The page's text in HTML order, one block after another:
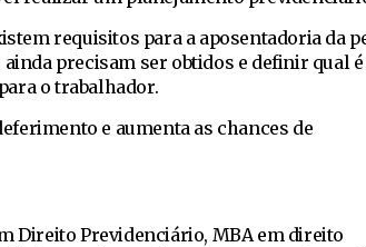
requisitos para a aposentadoria da
precisam ser obtidos e definir qual é
o trabalhador.
e aumenta as chances de
Direito Previdenciário, MBA em direito